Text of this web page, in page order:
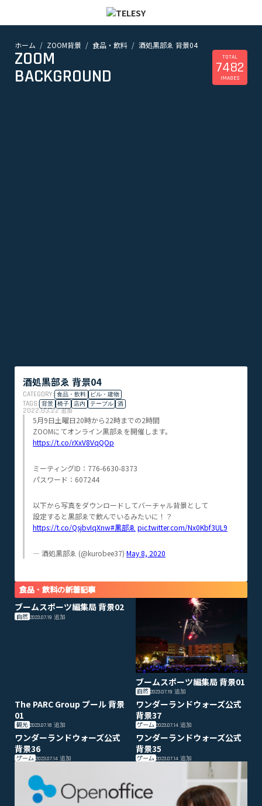
ホーム
ホーム ZOOM背景 食品・飲料 酒処黒部ゑ 背景04
ZOOM
BACKGROUND
TOTAL
7482
IMAGES
酒処黒部ゑ 背景04
CATEGORY: 食品・飲料 ビル・建物
TAGS: 背景 椅子 店内 テーブル 酒
2022.03.22追加
5月9日土曜日20時から22時までの2時間
ZOOMにてオンライン黒部ゑを開催します。
https://t.co/rXxV8VqQOp
ミーティングID：776-6630-8373
パスワード：607244
以下から写真をダウンロードしてバーチャル背景として
設定すると黒部ゑで飲んでいるみたいに！？
https://t.co/QsjbvIqXnw#黒部ゑ pic.twitter.com/Nx0Kbf3UL9
— 酒処黒部ゑ (@kurobee37) May 8, 2020
食品・飲料の新着記事
ブームスポーツ編集局 背景02
自然 2023.07.19 追加
ブームスポーツ編集局 背景01
自然 2023.07.19追加
The PARC Group プール 背景
01
観光 2023.07.18 追加
ワンダーランドウォーズ公式
背景37
ゲーム 2023.07.14追加
ワンダーランドウォーズ公式
背景36
ゲーム 2023.07.14 追加
ワンダーランドウォーズ公式
背景35
ゲーム 2023.07.14追加